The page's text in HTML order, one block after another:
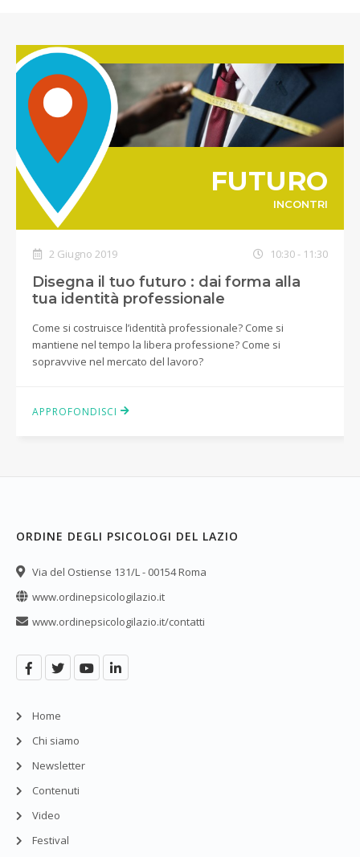
FUTURO
INCONTRI
2 Giugno 2019 10:30 - 11:30
Disegna il tuo futuro : dai forma alla
tua identità professionale
Come si costruisce l’identità professionale? Come si
mantiene nel tempo la libera professione? Come si
sopravvive nel mercato del lavoro?
APPROFONDISCI
ORDINE DEGLI PSICOLOGI DEL LAZIO
Via del Ostiense 131/L - 00154 Roma
www.ordinepsicologilazio.it
www.ordinepsicologilazio.it/contatti
Home
Chi siamo
Newsletter
Contenuti
Video
Festival